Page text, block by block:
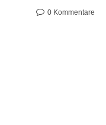
0 Kommentare